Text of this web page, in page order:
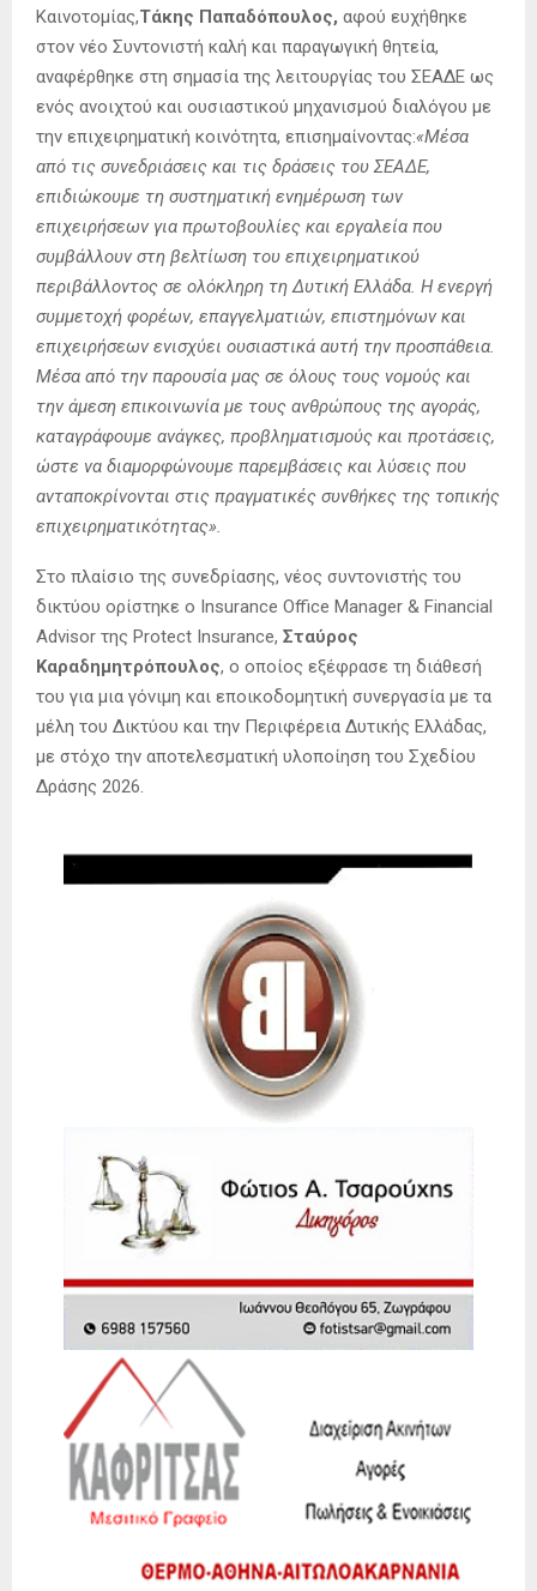
Καινοτομίας,Τάκης Παπαδόπουλος, αφού ευχήθηκε
στον νέο Συντονιστή καλή και παραγωγική θητεία,
αναφέρθηκε στη σημασία της λειτουργίας του ΣΕΑΔΕ ως
ενός ανοιχτού και ουσιαστικού μηχανισμού διαλόγου με
την επιχειρηματική κοινότητα, επισημαίνοντας:«Μέσα
από τις συνεδριάσεις και τις δράσεις του ΣΕΑΔΕ,
επιδιώκουμε τη συστηματική ενημέρωση των
επιχειρήσεων για πρωτοβουλίες και εργαλεία που
συμβάλλουν στη βελτίωση του επιχειρηματικού
περιβάλλοντος σε ολόκληρη τη Δυτική Ελλάδα. Η ενεργή
συμμετοχή φορέων, επαγγελματιών, επιστημόνων και
επιχειρήσεων ενισχύει ουσιαστικά αυτή την προσπάθεια.
Μέσα από την παρουσία μας σε όλους τους νομούς και
την άμεση επικοινωνία με τους ανθρώπους της αγοράς,
καταγράφουμε ανάγκες, προβληματισμούς και προτάσεις,
ώστε να διαμορφώνουμε παρεμβάσεις και λύσεις που
ανταποκρίνονται στις πραγματικές συνθήκες της τοπικής
επιχειρηματικότητας».
Στο πλαίσιο της συνεδρίασης, νέος συντονιστής του
δικτύου ορίστηκε ο Insurance Office Manager & Financial
Advisor της Protect Insurance, Σταύρος
Καραδημητρόπουλος, ο οποίος εξέφρασε τη διάθεσή
του για μια γόνιμη και εποικοδομητική συνεργασία με τα
μέλη του Δικτύου και την Περιφέρεια Δυτικής Ελλάδας,
με στόχο την αποτελεσματική υλοποίηση του Σχεδίου
Δράσης 2026.